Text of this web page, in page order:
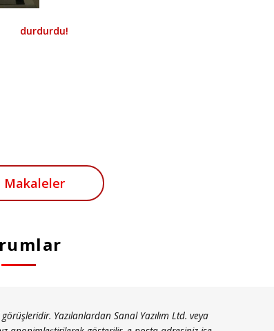
durdurdu!
Makaleler
Yazılanlardan Sanal Yazılım Ltd. veya